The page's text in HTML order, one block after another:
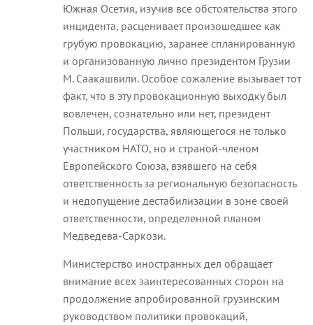
Южная Осетия, изучив все обстоятельства этого
инцидента, расценивает произошедшее как
грубую провокацию, заранее спланированную
и организованную лично президентом Грузии
М. Саакашвили. Особое сожаление вызывает тот
факт, что в эту провокационную выходку был
вовлечен, сознательно или нет, президент
Польши, государства, являющегося не только
участником НАТО, но и страной-членом
Европейского Союза, взявшего на себя
ответственность за региональную безопасность
и недопущение дестабилизации в зоне своей
ответственности, определенной планом
Медведева-Саркози.
Министерство иностранных дел обращает
внимание всех заинтересованных сторон на
продолжение апробированной грузинским
руководством политики провокаций,